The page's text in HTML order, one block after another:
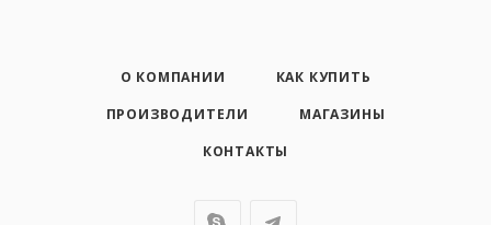
О КОМПАНИИ
КАК КУПИТЬ
ПРОИЗВОДИТЕЛИ
МАГАЗИНЫ
КОНТАКТЫ